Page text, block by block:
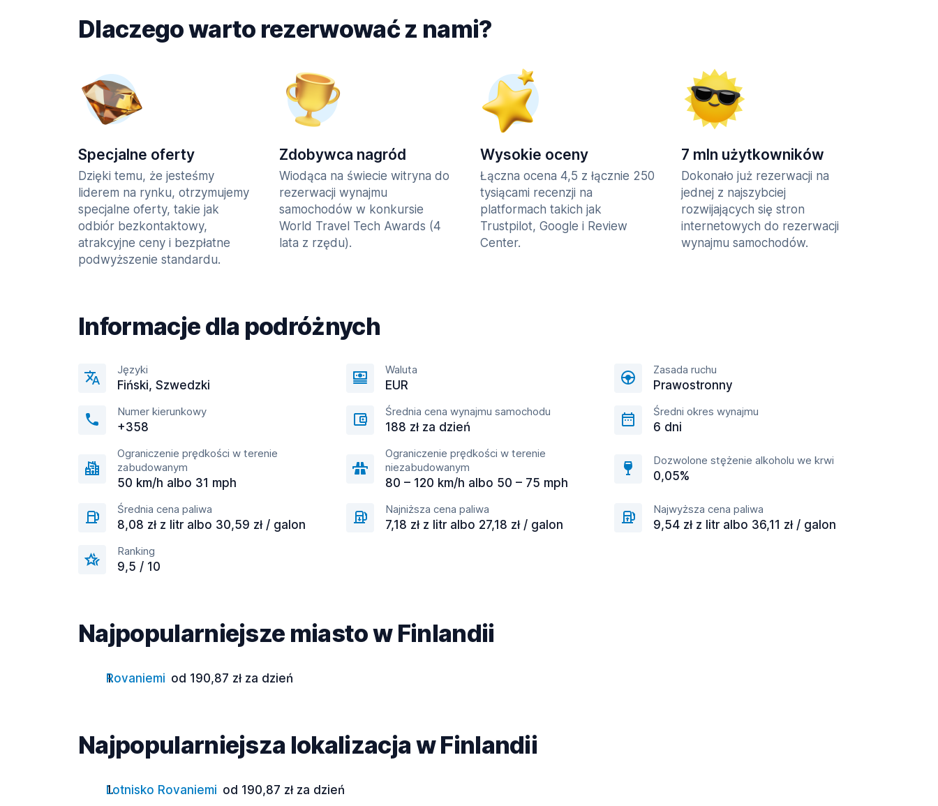
Dlaczego warto rezerwować z nami?
Specjalne oferty
Dzięki temu, że jesteśmy
liderem na rynku, otrzymujemy
specjalne oferty, takie jak
odbiór bezkontaktowy,
atrakcyjne ceny i bezpłatne
podwyższenie standardu.
Zdobywca nagród
Wiodąca na świecie witryna do
rezerwacji wynajmu
samochodów w konkursie
World Travel Tech Awards (4
lata z rzędu).
Wysokie oceny
Łączna ocena 4,5 z łącznie 250
tysiącami recenzji na
platformach takich jak
Trustpilot, Google i Review
Center.
7 mln użytkowników
Dokonało już rezerwacji na
jednej z najszybciej
rozwijających się stron
internetowych do rezerwacji
wynajmu samochodów.
Informacje dla podróżnych
Języki
Fiński, Szwedzki
Waluta
EUR
Zasada ruchu
Prawostronny
Numer kierunkowy
+358
Średnia cena wynajmu samochodu
188 zł za dzień
Średni okres wynajmu
6 dni
Ograniczenie prędkości w terenie
zabudowanym
50 km/h albo 31 mph
Ograniczenie prędkości w terenie
niezabudowanym
80 – 120 km/h albo 50 – 75 mph
Dozwolone stężenie alkoholu we krwi
0,05%
Średnia cena paliwa
8,08 zł z litr albo 30,59 zł / galon
Najniższa cena paliwa
7,18 zł z litr albo 27,18 zł / galon
Najwyższa cena paliwa
9,54 zł z litr albo 36,11 zł / galon
Ranking
9,5 / 10
Najpopularniejsze miasto w Finlandii
Rovaniemi od 190,87 zł za dzień
Najpopularniejsza lokalizacja w Finlandii
Lotnisko Rovaniemi od 190,87 zł za dzień